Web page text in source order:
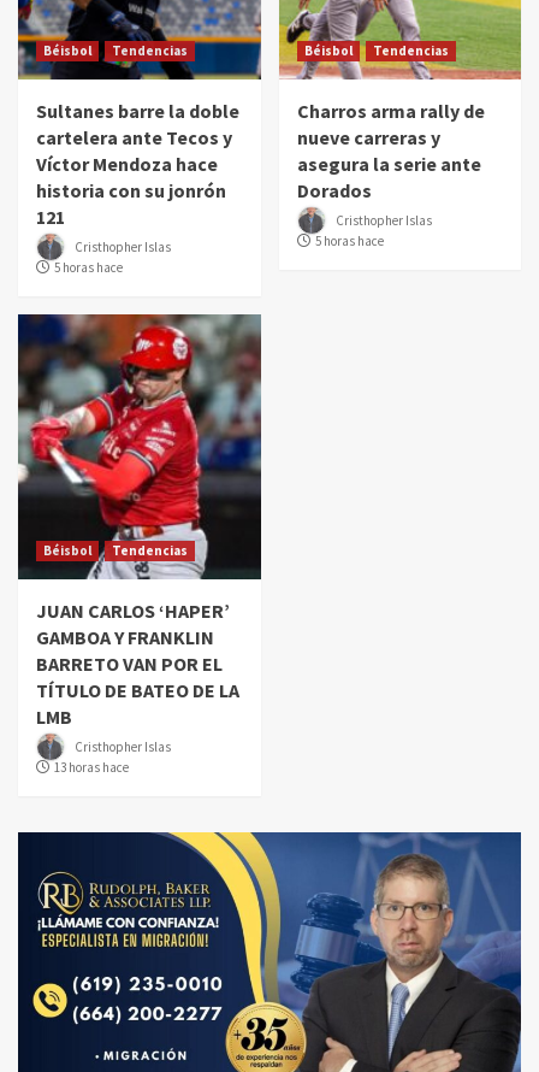
Béisbol Tendencias
Sultanes barre la doble
cartelera ante Tecos y
Víctor Mendoza hace
historia con su jonrón
121
Cristhopher Islas
5 horas hace
Béisbol Tendencias
Charros arma rally de
nueve carreras y
asegura la serie ante
Dorados
Cristhopher Islas
5 horas hace
Béisbol Tendencias
JUAN CARLOS ‘HAPER’
GAMBOA Y FRANKLIN
BARRETO VAN POR EL
TÍTULO DE BATEO DE LA
LMB
Cristhopher Islas
13 horas hace